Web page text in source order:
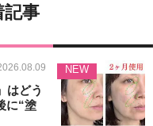
記事
はどう
に“塗
NEW